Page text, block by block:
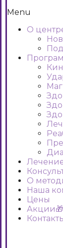
Menu
О
О
Наша
Цены
Акции🎁